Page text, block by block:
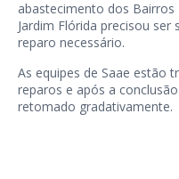
abastecimento dos Bairros
Jardim Flórida precisou
reparo necessário.
As equipes de Saae estão
reparos e após a
retomado gradativamente.